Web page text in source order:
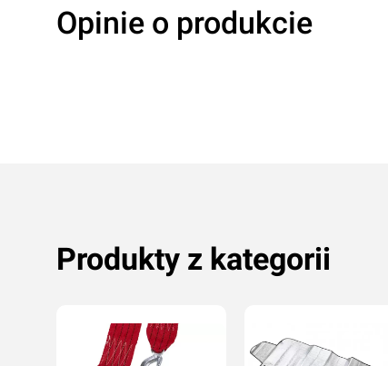
Opinie o produkcie
Produkty z kategorii